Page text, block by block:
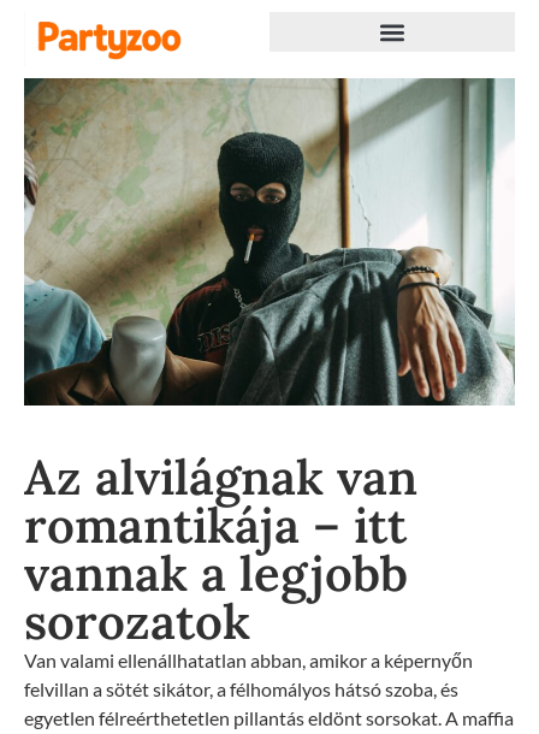
Az alvilágnak van
romantikája – itt
vannak a legjobb
sorozatok
Van valami ellenállhatatlan abban, amikor a képernyőn
felvillan a sötét sikátor, a félhomályos hátsó szoba, és
egyetlen félreérthetetlen pillantás eldönt sorsokat. A maffia